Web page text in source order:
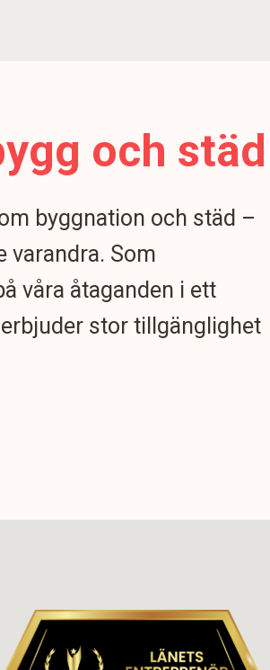
och städ
byggnation och städ –
varandra. Som
våra åtaganden i ett
stor tillgänglighet